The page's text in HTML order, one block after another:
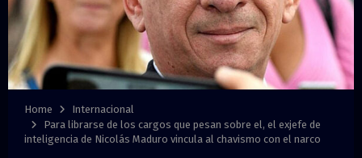
A
R
M
Home
Internacional
Para librarse de los cargos que pesan sobre el, el exjefe de
inteligencia de Nicolás Maduro vincula al chavismo con el narco